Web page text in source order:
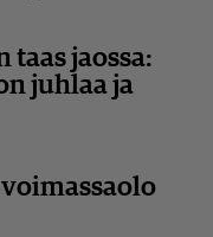
taas jaossa:
juhlaa ja